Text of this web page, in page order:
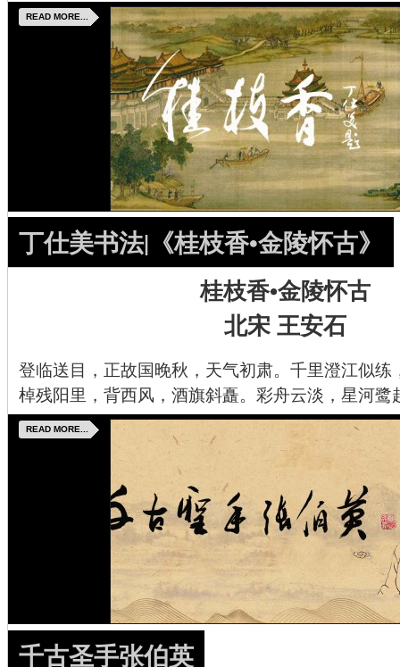
READ MORE...
丁仕美书法|《桂枝香•金陵怀古》
桂枝香•金陵怀古
北宋 王安石
登临送目，正故国晚秋，天气初肃。千里澄江似练
棹残阳里，背西风，酒旗斜矗。彩舟云淡，星河鹭
READ MORE...
千古圣手张伯英